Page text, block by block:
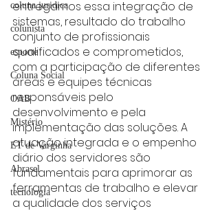
coluna juridica
colunista
esporte
Coluna Social
OAB
Mistério
ET de Varginha
Abrasel
tecnologia
entregamos essa integração de
sistemas, resultado do trabalho
conjunto de profissionais
qualificados e comprometidos,
com a participação de diferentes
áreas e equipes técnicas
responsáveis pelo
desenvolvimento e pela
implementação das soluções. A
atuação integrada e o empenho
diário dos servidores são
fundamentais para aprimorar as
ferramentas de trabalho e elevar
a qualidade dos serviços